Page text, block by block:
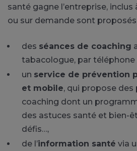
santé gagne l’entreprise,
ou sur demande sont proposés
des séances de coaching
tabacologue, par téléphone
un service de prévention
et mobile, qui propose
coaching dont un
des astuces santé et bien-
défis…,
de l’information santé via